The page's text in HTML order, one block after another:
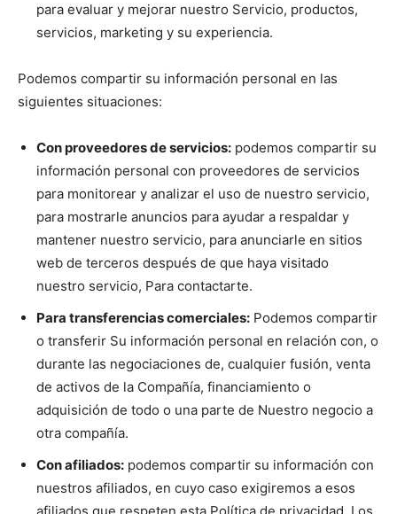
para evaluar y mejorar nuestro Servicio, productos,
servicios, marketing y su experiencia.
Podemos compartir su información personal en las
siguientes situaciones:
Con proveedores de servicios: podemos compartir su
información personal con proveedores de servicios
para monitorear y analizar el uso de nuestro servicio,
para mostrarle anuncios para ayudar a respaldar y
mantener nuestro servicio, para anunciarle en sitios
web de terceros después de que haya visitado
nuestro servicio, Para contactarte.
Para transferencias comerciales: Podemos compartir
o transferir Su información personal en relación con, o
durante las negociaciones de, cualquier fusión, venta
de activos de la Compañía, financiamiento o
adquisición de todo o una parte de Nuestro negocio a
otra compañía.
Con afiliados: podemos compartir su información con
nuestros afiliados, en cuyo caso exigiremos a esos